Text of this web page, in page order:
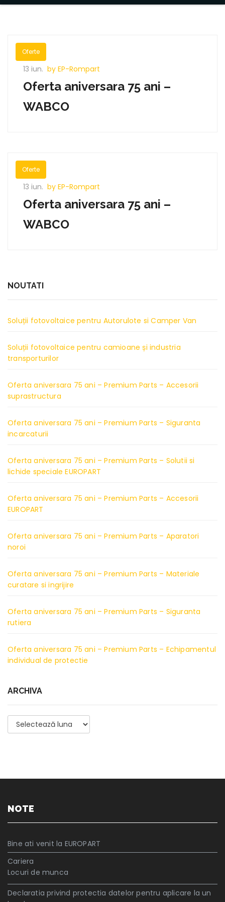
Oferte
13 iun. by EP-Rompart
Oferta aniversara 75 ani –
WABCO
Oferte
13 iun. by EP-Rompart
Oferta aniversara 75 ani –
WABCO
NOUTATI
Soluții fotovoltaice pentru Autorulote si Camper Van
Soluții fotovoltaice pentru camioane și industria
transporturilor
Oferta aniversara 75 ani – Premium Parts – Accesorii
suprastructura
Oferta aniversara 75 ani – Premium Parts – Siguranta
incarcaturii
Oferta aniversara 75 ani – Premium Parts – Solutii si
lichide speciale EUROPART
Oferta aniversara 75 ani – Premium Parts – Accesorii
EUROPART
Oferta aniversara 75 ani – Premium Parts – Aparatori
noroi
Oferta aniversara 75 ani – Premium Parts – Materiale
curatare si ingrijire
Oferta aniversara 75 ani – Premium Parts – Siguranta
rutiera
Oferta aniversara 75 ani – Premium Parts – Echipamentul
individual de protectie
ARCHIVA
Archiva
NOTE
Bine ati venit la EUROPART
Cariera
Locuri de munca
Declaratia privind protectia datelor pentru aplicare la un